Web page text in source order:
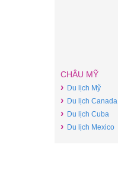
CHÂU MỸ
› Du lịch Mỹ
› Du lịch Canada
› Du lịch Cuba
› Du lịch Mexico